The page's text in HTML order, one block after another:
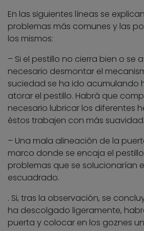
En las siguientes líneas se
problemas más comunes y las
los mismos:
– Si el pestillo no cierra bien o se
necesario desmontar el
suciedad se ha ido acumulando
atorar el pestillo. Habrá que
necesario lubricar los diferentes
éstos trabajen con más suavidad.
– Una mala alineación de la
marco donde se encaja el
problemas que se solucionarían
escuadrado.
. Si, tras la observación, se
ha descolgado ligeramente,
puerta y colocar en los goznes